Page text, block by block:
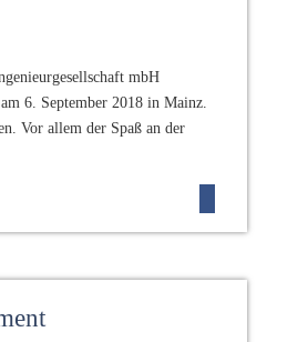
mbH
6. September 2018 in Mainz.
Vor allem der Spaß an der